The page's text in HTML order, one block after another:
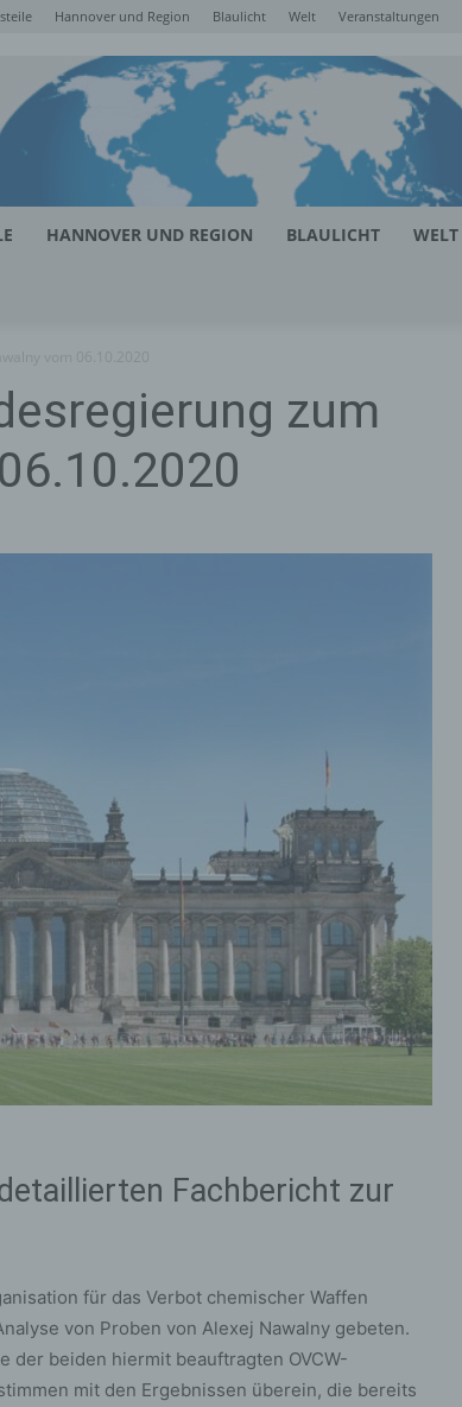
Hannover und Region Blaulicht Welt Veranstaltungen
HANNOVER UND REGION BLAULICHT WELT
zum
Fachbericht zur
für das Verbot chemischer Waffen
von Proben von Alexej Nawalny gebeten.
der beiden hiermit beauftragten OVCW-
mit den Ergebnissen überein, die bereits